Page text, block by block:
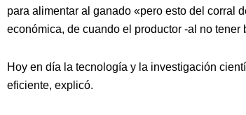
para alimentar al ganado «pero esto del corral
económica, de cuando el productor -al no tener
Hoy en día la tecnología y la investigación
eficiente, explicó.